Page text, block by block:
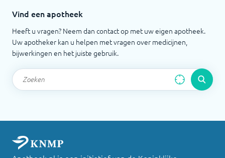
Vind een apotheek
Heeft u vragen? Neem dan contact op met uw eigen apotheek.
Uw apotheker kan u helpen met vragen over medicijnen,
bijwerkingen en het juiste gebruik.